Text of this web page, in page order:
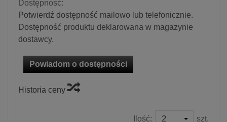
Dostępność:
Potwierdź dostępność mailowo lub telefonicznie.
Dostępność produktu deklarowana w magazynie
dostawcy.
Powiadom o dostępności
Historia ceny
Ilość: szt.